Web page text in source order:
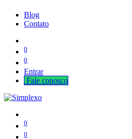
Blog
Contato
0
0
Entrar
Fale cono​​​​​​​​sco
0
0